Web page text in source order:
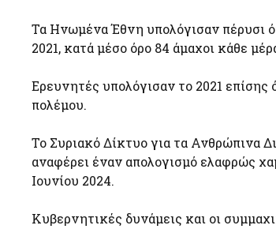
Τα Ηνωμένα Έθνη υπολόγισαν πέρυσι
2021, κατά μέσο όρο 84 άμαχοι κάθε
Ερευνητές υπολόγισαν το 2021 επίσης
πολέμου.
Το Συριακό Δίκτυο για τα Ανθρώπινα
αναφέρει έναν απολογισμό ελαφρώς
Ιουνίου 2024.
Κυβερνητικές δυνάμεις και οι